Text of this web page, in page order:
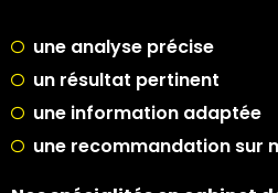
une analyse précise
un résultat pertinent
une information adaptée
une recommandation sur